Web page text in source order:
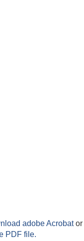
adobe Acrobator
PDF file.